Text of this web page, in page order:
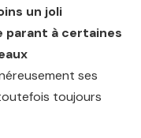
un joli
parant à certaines
ses
toujours